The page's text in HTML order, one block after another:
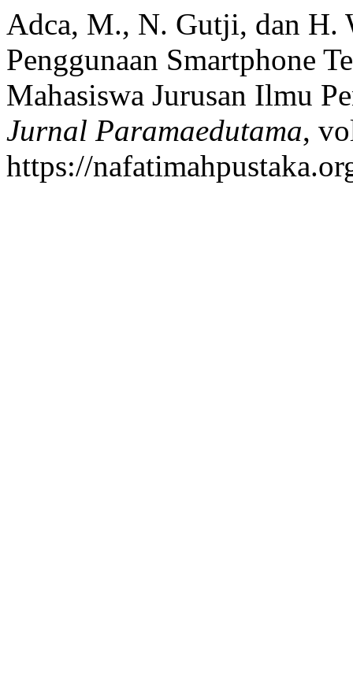
Adca, M., N. Gutji, dan H.
Penggunaan Smartphone
Mahasiswa Jurusan Ilmu
Jurnal Paramaedutama,
https://